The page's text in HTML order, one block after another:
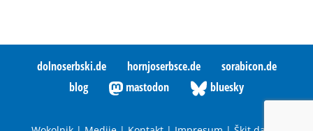
dolnoserbski.de hornjoserbsce.de
sorabicon.de
blog
mastodon bluesky